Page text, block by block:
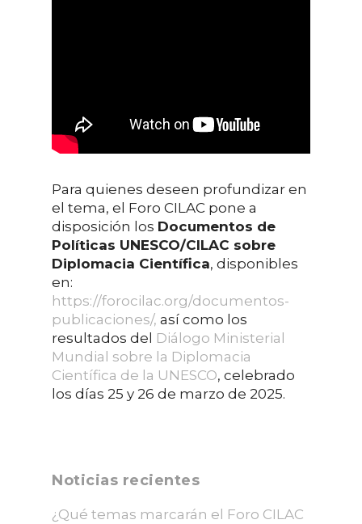
Para quienes deseen profundizar en
el tema, el Foro CILAC pone a
disposición los Documentos de
Políticas UNESCO/CILAC sobre
Diplomacia Científica, disponibles
en:
https://forocilac.org/documentos-
publicaciones/, así como los
resultados del Diálogo Ministerial
Mundial sobre la Diplomacia
Científica de la UNESCO, celebrado
los días 25 y 26 de marzo de 2025.
Noticias recientes
¿Qué temas marcarán el Foro CILAC